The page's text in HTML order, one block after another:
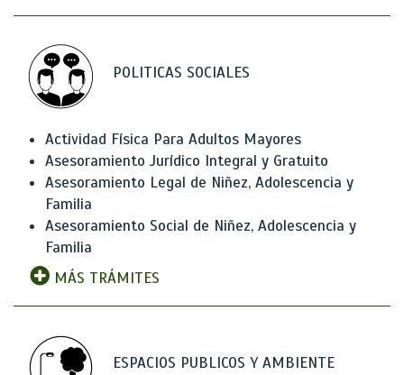
POLITICAS SOCIALES
Actividad Física Para Adultos Mayores
Asesoramiento Jurídico Integral y Gratuito
Asesoramiento Legal de Niñez, Adolescencia y
Familia
Asesoramiento Social de Niñez, Adolescencia y
Familia
MÁS TRÁMITES
ESPACIOS PUBLICOS Y AMBIENTE